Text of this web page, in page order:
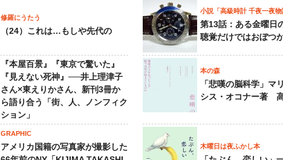
修羅にうたう
（24）これは…もしや先代の
小説「高級時計 千夜一夜物
第13話：ある金曜日
聴覚だけではおぼつ
『本屋百景』『東京で驚いた』
『見えない死神』──井上理津子
さん×東えりかさん、新刊3冊か
ら語り合う「街、人、ノンフィク
ション」
本の森
「悲嘆の脳科学」マ
シス・オコナー著
GRAPHIC
アメリカ国籍の写真家が撮影した
木曜日は夜ふかし本